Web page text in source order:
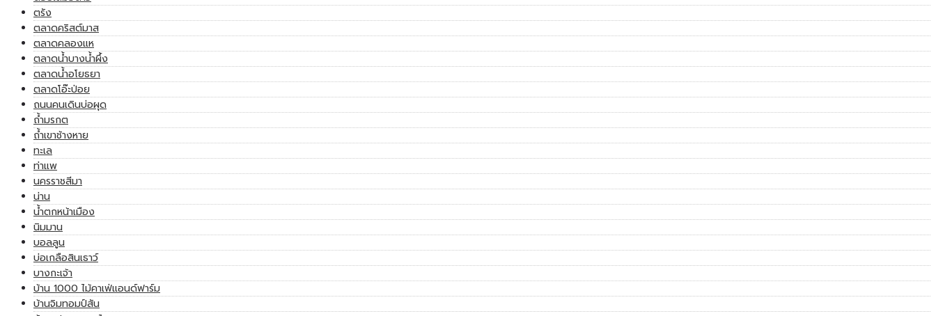
ตรัง
ตลาดคริสต์มาส
ตลาดคลองแห
ตลาดน้ำบางน้ำผึ้ง
ตลาดน้ำอโยธยา
ตลาดโอ๊ะป่อย
ถนนคนเดินบ่อผุด
ถ้ำมรกต
ถ้ำเขาช้างหาย
ทะเล
ท่าแพ
นครราชสีมา
น่าน
น้ำตกหน้าเมือง
นิมมาน
บอลลูน
บ่อเกลือสินเธาว์
บางกะเจ้า
บ้าน 1000 ไม้คาเฟ่แอนด์ฟาร์ม
บ้านจิมทอมป์สัน